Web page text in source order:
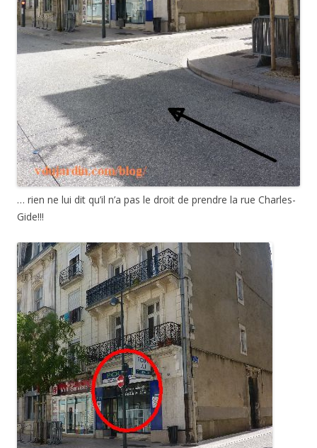
… rien ne lui dit qu’il n’a pas le droit de prendre la rue Charles-
Gide!!!